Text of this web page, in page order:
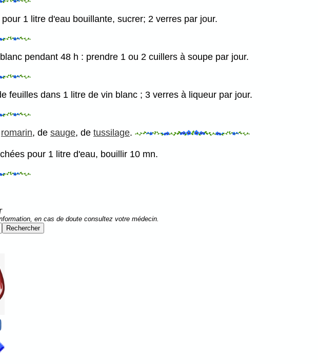
1 litre d'eau bouillante, sucrer; 2 verres par jour.
pendant 48 h : prendre 1 ou 2 cuillers à soupe par jour.
feuilles dans 1 litre de vin blanc ; 3 verres à liqueur par jour.
romarin, de sauge, de tussilage.
pour 1 litre d'eau, bouillir 10 mn.
en cas de doute consultez votre médecin.